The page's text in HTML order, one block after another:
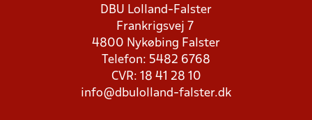
DBU Lolland-Falster
Frankrigsvej 7
4800 Nykøbing Falster
Telefon: 5482 6768
CVR: 18 41 28 10
info@dbulolland-falster.dk